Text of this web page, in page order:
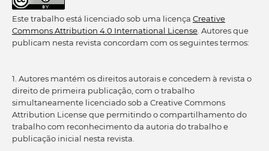
Este trabalho está licenciado sob uma licença Creative
Commons Attribution 4.0 International License. Autores que
publicam nesta revista concordam com os seguintes termos:
1. Autores mantém os direitos autorais e concedem à revista o
direito de primeira publicação, com o trabalho
simultaneamente licenciado sob a Creative Commons
Attribution License que permitindo o compartilhamento do
trabalho com reconhecimento da autoria do trabalho e
publicação inicial nesta revista.